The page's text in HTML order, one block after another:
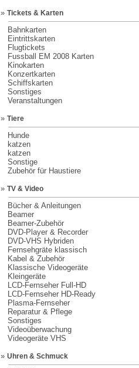
» Tickets & Karten
Bahnkarten
Eintrittskarten
Flugtickets
Fussball EM 2008 Karten
Kinokarten
Konzertkarten
Schiffskarten
Sonstiges
Veranstaltungen
» Tiere
Hunde
katzen
katzen
Sonstige
Zubehör für Haustiere
» TV & Video
Bücher & Anleitungen
Beamer
Beamer-Zubehör
DVD-Player & Recorder
DVD-VHS Hybriden
Fernsehgräte klassisch
Kabel & Zubehör
Klassische Videogeräte
Kleingeräte
LCD-Fernseher Full-HD
LCD-Fernseher HD-Ready
Plasma-Fernseher
Reparatur & Pflege
Sonstiges
Videoüberwachung
Videogeräte VHS
» Uhren & Schmuck